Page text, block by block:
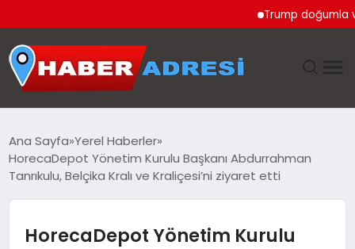
Trump doğumla
GÜNDEM
Ana Sayfa Yerel Haberler
HorecaDepot Yönetim Kurulu Başkanı Abdurrahman
Tanrıkulu, Belçika Kralı ve Kraliçesi’ni ziyaret etti
HorecaDepot Yönetim Kurulu